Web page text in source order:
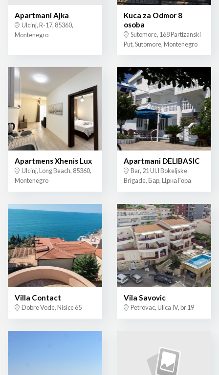
Apartmani Ajka
Ulcinj, R-17, 85360,
Montenegro
Kuca za Odmor 8
osoba
Sutomore, 168 Partizanski
Put, Sutomore, Montenegro
Apartmens Xhenis Lux
Ulcinj, Long Beach, 85360,
Montenegro
Apartmani DELIBASIC
Bar, 21 Ul.I Bokeljske
Brigade, Бар, Црна Гора
Villa Contact
Dobre Vode, Nisice 65
Vila Savovic
Petrovac, Ulica IV, br 19